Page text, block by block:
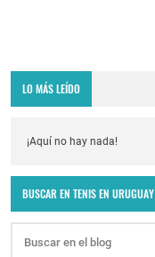
LO MÁS LEÍDO
¡Aquí no hay nada!
BUSCAR EN TENIS EN URUGUAY